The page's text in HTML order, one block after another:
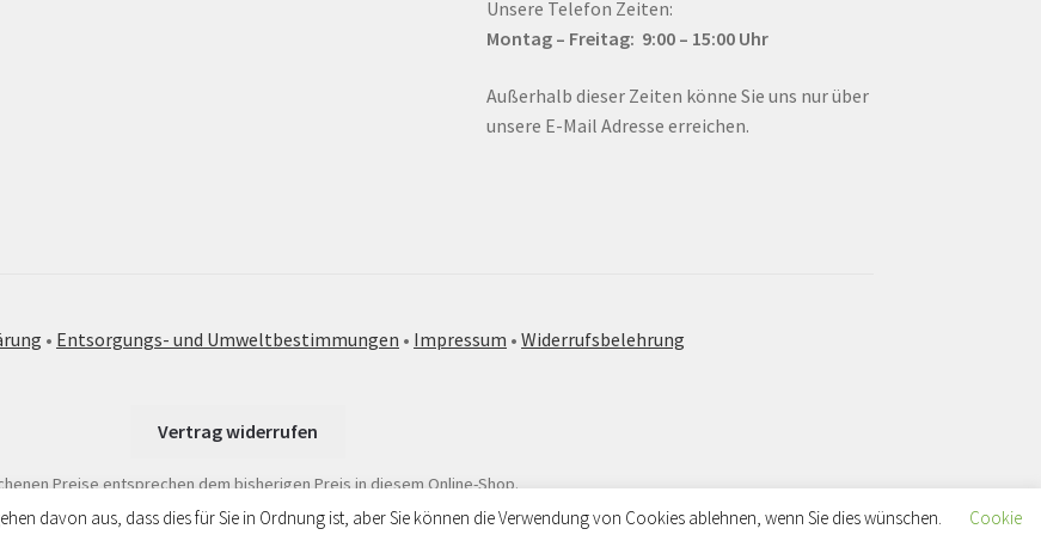
Unsere Telefon Zeiten:
Montag – Freitag: 9:00 – 15:00 Uhr
Außerhalb dieser Zeiten könne Sie uns nur über
unsere E-Mail Adresse erreichen.
• Entsorgungs- und Umweltbestimmungen • Impressum •Widerrufsbelehrung
Vertrag widerrufen
Preise entsprechen dem bisherigen Preis in diesem Online-Shop.
davon aus, dass dies für Sie in Ordnung ist, aber Sie können die Verwendung von Cookies ablehnen, wenn Sie dies wünschen. Cookie